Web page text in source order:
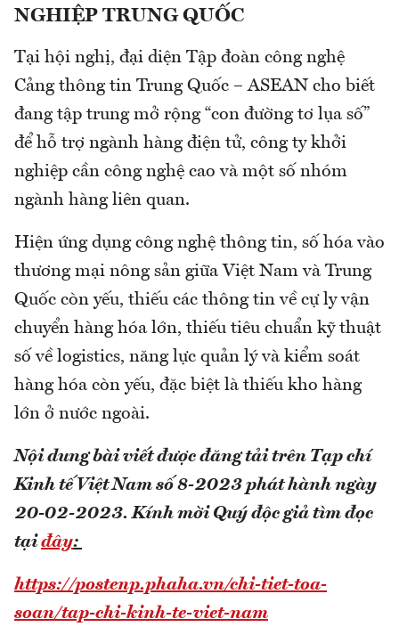
NGHIỆP TRUNG QUỐC
Tại hội nghị, đại diện Tập đoàn công nghệ
Cảng thông tin Trung Quốc – ASEAN cho biết
đang tập trung mở rộng “con đường tơ lụa số”
để hỗ trợ ngành hàng điện tử, công ty khởi
nghiệp cần công nghệ cao và một số nhóm
ngành hàng liên quan.
Hiện ứng dụng công nghệ thông tin, số hóa vào
thương mại nông sản giữa Việt Nam và Trung
Quốc còn yếu, thiếu các thông tin về cự ly vận
chuyển hàng hóa lớn, thiếu tiêu chuẩn kỹ thuật
số về logistics, năng lực quản lý và kiểm soát
hàng hóa còn yếu, đặc biệt là thiếu kho hàng
lớn ở nước ngoài.
Nội dung bài viết được đăng tải trên Tạp chí
Kinh tế Việt Nam số 8-2023 phát hành ngày
20-02-2023.Kính mời Quý độc giả tìm đọc
tạiđây:
https://postenp.phaha.vn/chi-tiet-toa-
soan/tap-chi-kinh-te-viet-nam